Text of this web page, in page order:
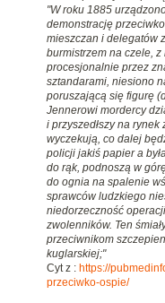
"W roku 1885
demonstrację
mieszczan i delegatów
burmistrzem na czele,
procesjonalnie przez
sztandarami, niesiono
poruszającą się figurę
Jennerowi mordercy
i przyszedłszy na
wyczekują, co dalej
policji jakiś papier a
do rąk, podnoszą w
do ognia na spalenie
sprawców ludzkiego
niedorzeczność
zwolenników. Ten
przeciwnikom
kuglarskiej;"
Cyt z : https://
przeciwko-ospie/